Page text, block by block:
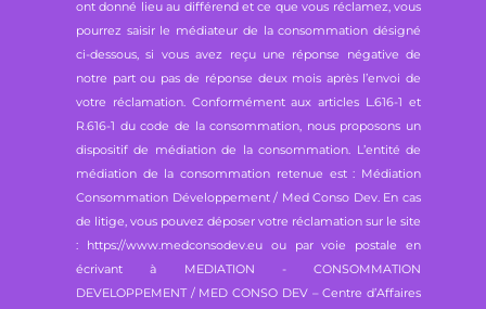
ont donné lieu au différend et ce que vous réclamez, vous
pourrez saisir le médiateur de la consommation désigné
ci-dessous, si vous avez reçu une réponse négative de
notre part ou pas de réponse deux mois après l’envoi de
votre réclamation. Conformément aux articles L.616-1 et
R.616-1 du code de la consommation, nous proposons un
dispositif de médiation de la consommation. L’entité de
médiation de la consommation retenue est : Médiation
Consommation Développement / Med Conso Dev. En cas
de litige, vous pouvez déposer votre réclamation sur le site
: https://www.medconsodev.eu ou par voie postale en
écrivant à MEDIATION - CONSOMMATION
DEVELOPPEMENT / MED CONSO DEV – Centre d’Affaires